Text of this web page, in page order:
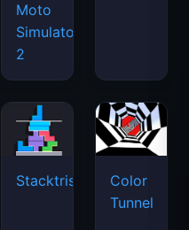
Moto
Simulator
2
Stacktris
Color
Tunnel